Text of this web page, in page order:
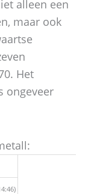
alleen een
maar ook
Het
ongeveer